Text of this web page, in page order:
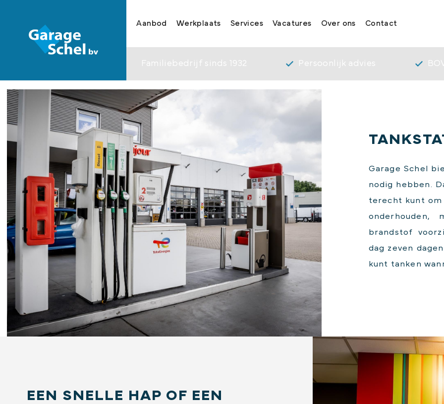
Aanbod Werkplaats Services Vacatures Over ons Contact
Familiebedrijf sinds 1932 Persoonlijk advies
Garage Schel
nodig hebben.
terecht kunt
brandstof
dag zeven
kunt tanken
EEN SNELLE HAP OF EEN